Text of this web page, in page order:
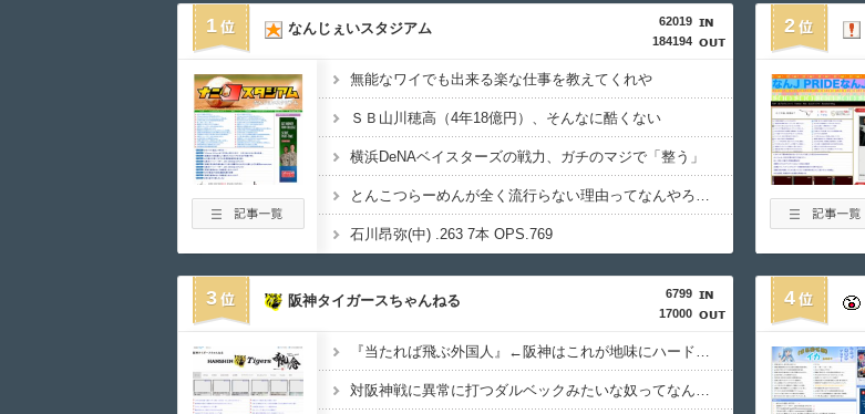
1
62019
184194
なんじぇいスタジアム
無能なワイでも出来る楽な仕事を教えてくれや
ＳＢ山川穂高（4年18億円）、そんなに酷くない
横浜DeNAベイスターズの戦力、ガチのマジで「整う」
とんこつらーめんが全く流行らない理由ってなんやろな？
石川昂弥(中) .263 7本 OPS.769
2
3
6799
17000
阪神タイガースちゃんねる
『当たれば飛ぶ外国人』←阪神はこれが地味にハードル高かった件
対阪神戦に異常に打つダルベックみたいな奴ってなんでなん？
4